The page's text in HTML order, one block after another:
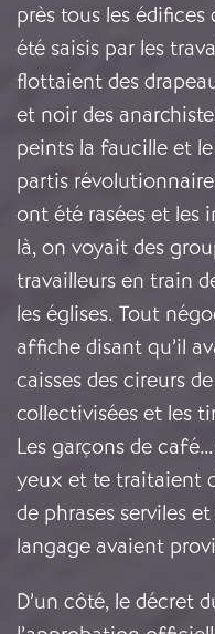
près tous les
été saisis par les
flottaient des
et noir des
peints la faucille et
partis
ont été rasées et les
là, on voyait des
travailleurs en train
les églises. Tout
affiche disant qu’il
caisses des cireurs
collectivisées et les
Les garçons de
yeux et te traitaient
de phrases serviles
langage avaient
D’un côté, le décret